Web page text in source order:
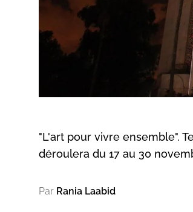
"L'art pour vivre ensemble".
déroulera du 17 au 30
Par Rania Laabid